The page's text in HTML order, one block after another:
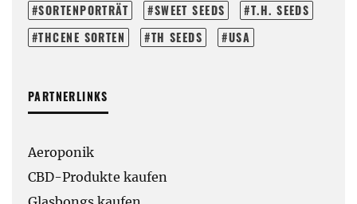
SORTENPORTRÄT
SWEET SEEDS
T.H. SEEDS
THCENE SORTEN
TH SEEDS USA
PARTNERLINKS
Aeroponik
CBD-Produkte kaufen